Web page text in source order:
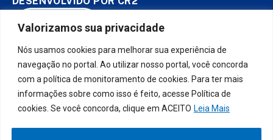
Valorizamos sua privacidade
Nós usamos cookies para melhorar sua experiência de
navegação no portal. Ao utilizar nosso portal, você concorda
com a política de monitoramento de cookies. Para ter mais
informações sobre como isso é feito, acesse Política de
cookies. Se você concorda, clique em ACEITO Leia Mais
Muito mais quecriar siteousistema para prefeituras! Realizamos
umaassessoria completa, onde garantimos em contrato que
todas as exigências das leis de transparência pública serão
atendidas.
Conheça oPNTPe oRadar da Transparência Pública